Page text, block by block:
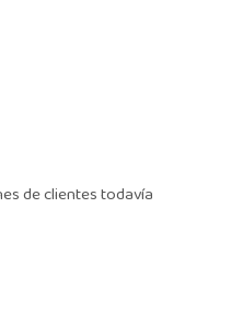
de clientes todavía